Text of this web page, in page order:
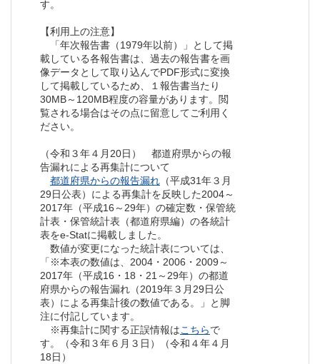
す。
【利用上の注意】
「年次報告書（1979年以前）」として掲
載している各報告書は、過去の報告書を画
像データとして取り込んでPDF形式に変換
して掲載しているため、１報告書当たり
30MB～120MB程度の容量があります。閲
覧される場合はその点に留意してご利用く
ださい。
（令和３年４月20日） 都道府県からの報
告漏れによる再集計について
都道府県からの報告漏れ （平成31年３月
29日公表）による再集計を反映した2004～
2017年（平成16～29年）の確定数・保管統
計表・保管統計表（都道府県編）の各統計
表をe-Statに掲載しました。
数値が変更になった統計表については、
「※本表の数値は、2004・2006・2009～
2017年（平成16・18・21～29年）の都道
府県からの報告漏れ（2019年３月29日公
表）による再集計後の数値である。」と脚
注に付記しています。
※再集計に関する正誤情報はこちらで
す。（令和３年６月３日）（令和４年４月
18日）